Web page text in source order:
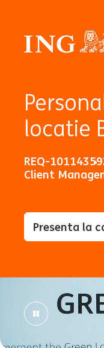
locatie
REQ-10114359
Client
Presenta la